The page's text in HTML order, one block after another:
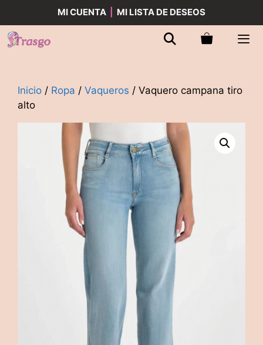
contenido
MI CUENTA MI LISTA DE DESEOS
Inicio / Ropa / Vaqueros / Vaquero campana tiro
alto